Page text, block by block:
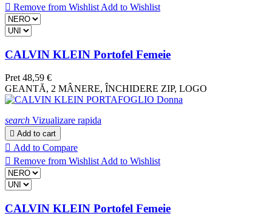
 Remove from Wishlist Add to Wishlist
CALVIN KLEIN Portofel Femeie
Pret 48,59 €
GEANTĂ, 2 MÂNERE, ÎNCHIDERE ZIP, LOGO
search Vizualizare rapida
 Add to cart
 Add to Compare
 Remove from Wishlist Add to Wishlist
CALVIN KLEIN Portofel Femeie